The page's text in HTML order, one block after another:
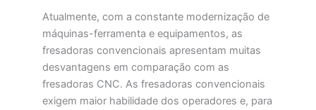
Atualmente, com a constante modernização de
máquinas-ferramenta e equipamentos, as
fresadoras convencionais apresentam muitas
desvantagens em comparação com as
fresadoras CNC. As fresadoras convencionais
exigem maior habilidade dos operadores e, para